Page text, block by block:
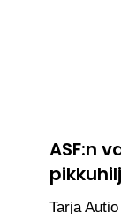
ASF:n
Tarja Autio